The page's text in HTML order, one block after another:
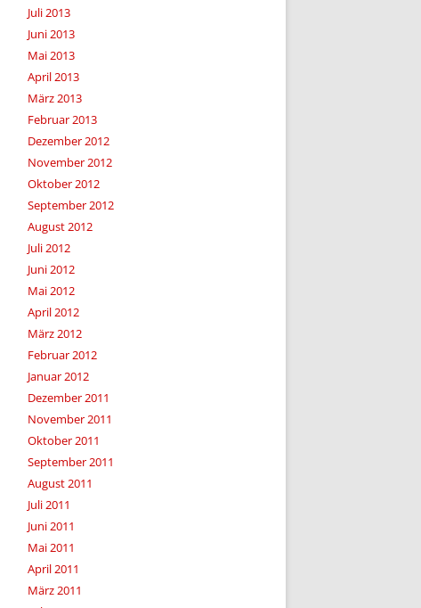
Juli 2013
Juni 2013
Mai 2013
April 2013
März 2013
Februar 2013
Dezember 2012
November 2012
Oktober 2012
September 2012
August 2012
Juli 2012
Juni 2012
Mai 2012
April 2012
März 2012
Februar 2012
Januar 2012
Dezember 2011
November 2011
Oktober 2011
September 2011
August 2011
Juli 2011
Juni 2011
Mai 2011
April 2011
März 2011